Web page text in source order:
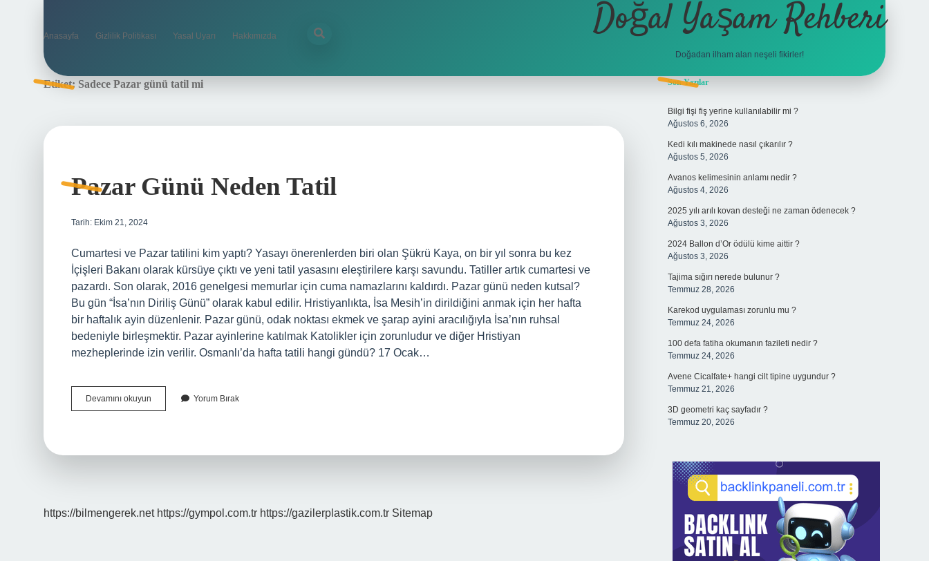
Anasayfa Gizlilik Politikası Yasal Uyarı Hakkımızda Doğal Yaşam Rehberi
Doğadan ilham alan neşeli fikirler!
Etiket: Sadece Pazar günü tatil mi
Pazar Günü Neden Tatil
Tarih: Ekim 21, 2024
Cumartesi ve Pazar tatilini kim yaptı? Yasayı önerenlerden biri olan Şükrü Kaya, on bir yıl sonra bu kez
İçişleri Bakanı olarak kürsüye çıktı ve yeni tatil yasasını eleştirilere karşı savundu. Tatiller artık cumartesi ve
pazardı. Son olarak, 2016 genelgesi memurlar için cuma namazlarını kaldırdı. Pazar günü neden kutsal?
Bu gün “İsa’nın Diriliş Günü” olarak kabul edilir. Hristiyanlıkta, İsa Mesih’in dirildiğini anmak için her hafta
bir haftalık ayin düzenlenir. Pazar günü, odak noktası ekmek ve şarap ayini aracılığıyla İsa’nın ruhsal
bedeniyle birleşmektir. Pazar ayinlerine katılmak Katolikler için zorunludur ve diğer Hristiyan
mezheplerinde izin verilir. Osmanlı’da hafta tatili hangi gündü? 17 Ocak…
Devamını okuyun
Günü
Yorum Bırak
https://bilmengerek.net https://gympol.com.tr https://gazilerplastik.com.tr Sitemap
Sidebar
Son Yazılar
Bilgi fişi fiş yerine kullanılabilir mi ?
Ağustos 6, 2026
Kedi kılı makinede nasıl çıkarılır ?
Ağustos 5, 2026
Avanos kelimesinin anlamı nedir ?
Ağustos 4, 2026
2025 yılı arılı kovan desteği ne zaman ödenecek ?
Ağustos 3, 2026
2024 Ballon d’Or ödülü kime aittir ?
Ağustos 3, 2026
Tajima sığırı nerede bulunur ?
Temmuz 28, 2026
Karekod uygulaması zorunlu mu ?
Temmuz 24, 2026
100 defa fatiha okumanın fazileti nedir ?
Temmuz 24, 2026
Avene Cicalfate+ hangi cilt tipine uygundur ?
Temmuz 21, 2026
3D geometri kaç sayfadır ?
Temmuz 20, 2026